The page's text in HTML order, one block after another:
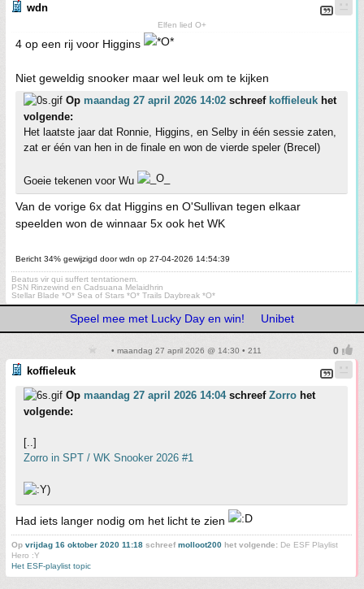
wdn
Elfen lied O+
4 op een rij voor Higgins
Niet geweldig snooker maar wel leuk om te kijken
Op maandag 27 april 2026 14:02 schreef koffieleuk het
volgende:
Het laatste jaar dat Ronnie, Higgins, en Selby in één sessie zaten,
zat er één van hen in de finale en won de vierde speler (Brecel)
Goeie tekenen voor Wu
Van de vorige 6x dat Higgins en O'Sullivan tegen elkaar
speelden won de winnaar 5x ook het WK
Bericht 34% gewijzigd door wdn op 27-04-2026 14:54:39
Beatus vir qui suffert tentationem.
PSN Rinzewind en Cadsuana Melaidhrin
Stellar Blade *O* Sea of Stars *O* Trails Daybreak *O*
Speel mee met Lucky Day en win! Unibet
• maandag 27 april 2026 @ 14:30 • 211
koffieleuk
Op maandag 27 april 2026 14:04schreef Zorro het
volgende:
[..]
Zorro in SPT / WK Snooker 2026 #1
Had iets langer nodig om het licht te zien
Op vrijdag 16 oktober 2020 11:18 schreefmolloot200 het volgende: De ESF Playlist
Hero :Y
Het ESF-playlist topic